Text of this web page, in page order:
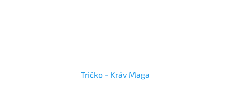
Tričko - Kráv Maga